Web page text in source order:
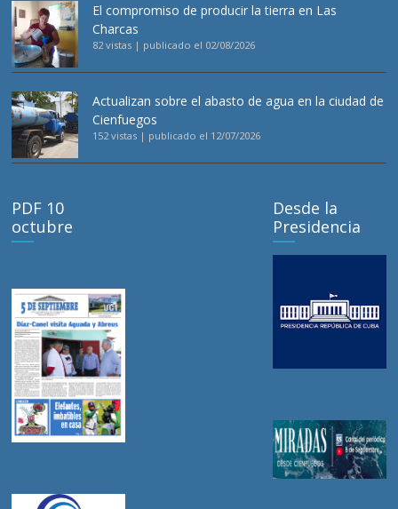
El compromiso de producir la tierra en Las
Charcas
82 vistas | publicado el 02/08/2026
Actualizan sobre el abasto de agua en la ciudad de
Cienfuegos
152 vistas | publicado el 12/07/2026
PDF 10
octubre
Desde la
Presidencia